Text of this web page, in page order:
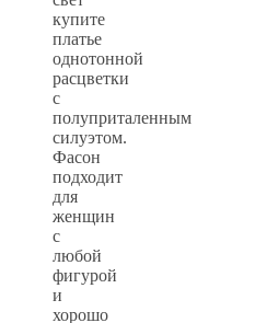
купите
платье
однотонной
расцветки
с
полуприталенным
силуэтом.
Фасон
подходит
для
женщин
с
любой
фигурой
и
хорошо